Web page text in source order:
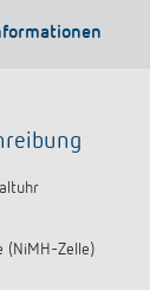
(NiMH-Zelle)